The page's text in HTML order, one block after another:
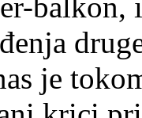
balkon,
je